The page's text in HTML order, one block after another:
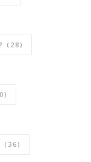
(28)
(36)